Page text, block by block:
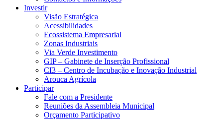
Investir
Visão Estratégica
Acessibilidades
Ecossistema Empresarial
Zonas Industriais
Via Verde Investimento
GIP – Gabinete de Inserção Profissional
CI3 – Centro de Incubação e Inovação Industrial
Arouca Agrícola
Participar
Fale com a Presidente
Reuniões da Assembleia Municipal
Orçamento Participativo